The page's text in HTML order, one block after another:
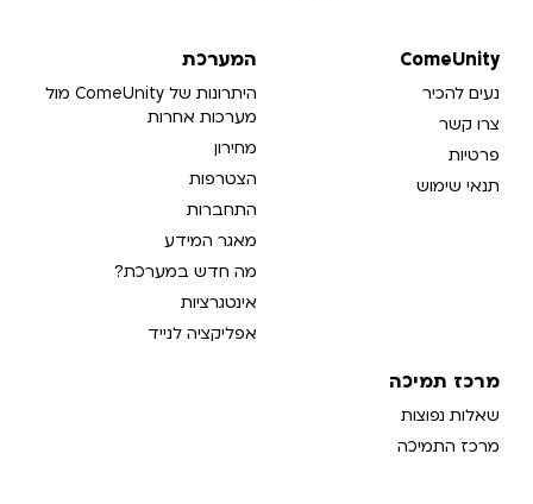
ComeUnity
נעים להכיר
צרו קשר
פרטיות
תנאי שימוש
המערכת
היתרונות של ComeUnity מול
מערכות אחרות
מחירון
הצטרפות
התחברות
מאגר המידע
מה חדש במערכת?
אינטגרציות
אפליקציה לנייד
מרכז תמיכה
שאלות נפוצות
מרכז התמיכה